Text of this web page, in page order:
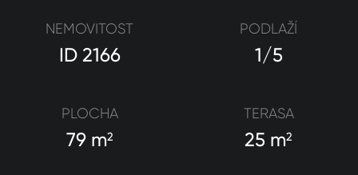
NEMOVITOST
ID 2166
PODLAŽÍ
1/5
PLOCHA
79 m2
TERASA
25 m2